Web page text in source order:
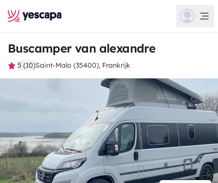
Buscamper van alexandre
5 (10)Saint-Malo (35400), Frankrijk